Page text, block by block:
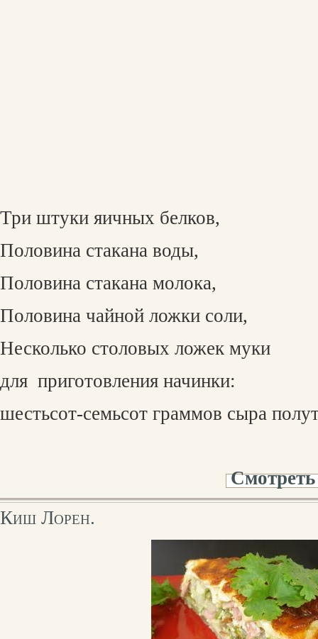
Три штуки яичных белков,
Половина стакана воды,
Половина стакана молока,
Половина чайной ложки соли,
Несколько столовых ложек муки
для приготовления начинки:
шестьсот-семьсот граммов сыра
Киш Лорен.